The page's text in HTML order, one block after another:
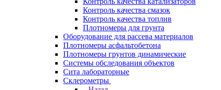
Контроль качества смазок
Контроль качества топлив
Плотномеры для грунта
Оборудование для рассева материалов
Плотномеры асфальтобетона
Плотномеры грунтов динамические
Системы обследования объектов
Сита лабораторные
Склерометры